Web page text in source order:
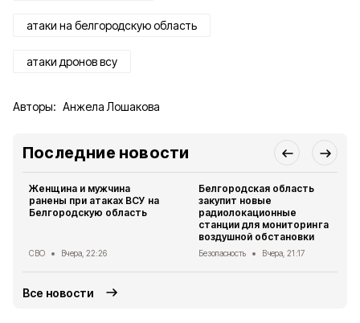
атаки на белгородскую область
атаки дронов всу
Авторы: Анжела Лошакова
Последние новости
Женщина и мужчина
ранены при атаках ВСУ на
Белгородскую область
СВО Вчера, 22:26
Белгородская область
закупит новые
радиолокационные
станции для мониторинга
воздушной обстановки
Безопасность Вчера, 21:17
Все новости